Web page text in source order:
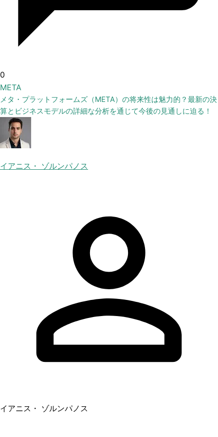
0
META
メタ・プラットフォームズ（META）の将来性は魅力的？最新の決
算とビジネスモデルの詳細な分析を通じて今後の見通しに迫る！
イアニス・ ゾルンパノス
イアニス・ ゾルンパノス